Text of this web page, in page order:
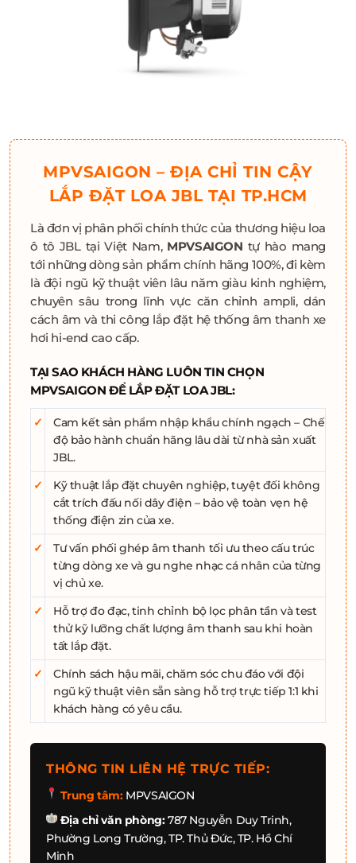
MPVSAIGON – ĐỊA CHỈ TIN CẬY
LẮP ĐẶT LOA JBL TẠI TP.HCM
Là đơn vị phân phối chính thức của thương hiệu loa
ô tô JBL tại Việt Nam, MPVSAIGON tự hào mang
tới những dòng sản phẩm chính hãng 100%, đi kèm
là đội ngũ kỹ thuật viên lâu năm giàu kinh nghiệm,
chuyên sâu trong lĩnh vực căn chỉnh ampli, dán
cách âm và thi công lắp đặt hệ thống âm thanh xe
hơi hi-end cao cấp.
TẠI SAO KHÁCH HÀNG LUÔN TIN CHỌN
MPVSAIGON ĐỂ LẮP ĐẶT LOA JBL:
✓
Cam kết sản phẩm nhập khẩu chính ngạch – Chế
độ bảo hành chuẩn hãng lâu dài từ nhà sản xuất
JBL.
✓
Kỹ thuật lắp đặt chuyên nghiệp, tuyệt đối không
cắt trích đấu nối dây điện – bảo vệ toàn vẹn hệ
thống điện zin của xe.
✓
Tư vấn phối ghép âm thanh tối ưu theo cấu trúc
từng dòng xe và gu nghe nhạc cá nhân của từng
vị chủ xe.
✓
Hỗ trợ đo đạc, tinh chỉnh bộ lọc phân tần và test
thử kỹ lưỡng chất lượng âm thanh sau khi hoàn
tất lắp đặt.
✓
Chính sách hậu mãi, chăm sóc chu đáo với đội
ngũ kỹ thuật viên sẵn sàng hỗ trợ trực tiếp 1:1 khi
khách hàng có yêu cầu.
THÔNG TIN LIÊN HỆ TRỰC TIẾP:
Trung tâm:MPVSAIGON
Địa chỉ văn phòng:787 Nguyễn Duy Trinh,
Phường Long Trường, TP. Thủ Đức, TP. Hồ Chí
Minh